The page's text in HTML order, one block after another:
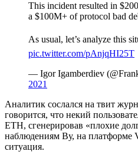
This incident resulted in
a $100M+ of protocol bad
As usual, let’s analyze this
pic.twitter.com/pAnjqHI25T
— Igor Igamberdiev
2021
Аналитик сослался на твит
говорится, что некий
ETH, сгенерировав «плохие
наблюдениям Ву, на платформе
ситуация.